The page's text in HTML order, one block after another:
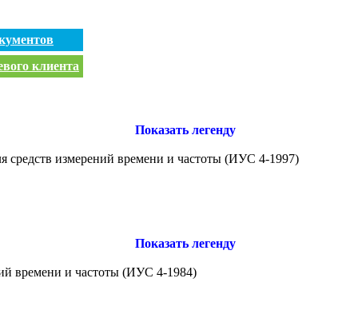
клиента
Показать легенду
средств измерений времени и частоты (ИУС 4-1997)
Показать легенду
времени и частоты (ИУС 4-1984)